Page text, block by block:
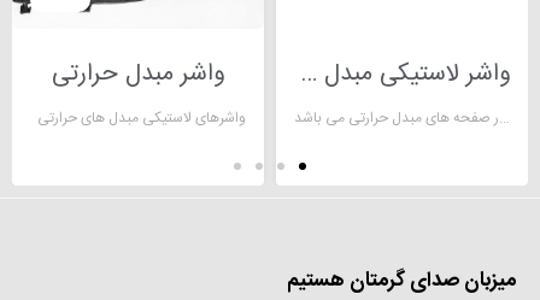
واشر لاستیکی مبدل حرارتی
واشر لاستیکی مبدل حرارتی یک آببند مناسب جهت جلوگیر از نفوذ سیال در صفحه های مبدل حرارتی می باشد.
واشر مبدل حرارتی
واشرهای لاستیکی مبدل های حرارتی
میزبان صدای گرمتان هستیم